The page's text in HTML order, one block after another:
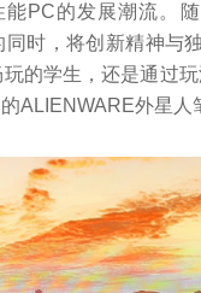
PC的发展潮流。
时，将创新精神与
的学生，还是通过
外星人